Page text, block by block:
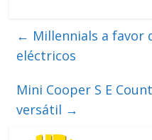
← Millennials a favor
eléctricos
Mini Cooper S E
versátil →